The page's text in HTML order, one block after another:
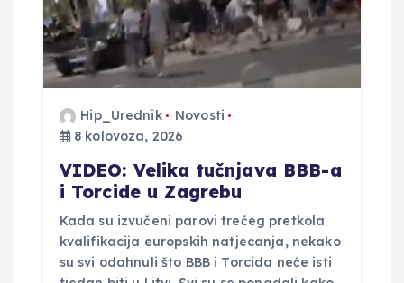
a
o
Hip_Urednik
Novosti
8 kolovoza, 2026
VIDEO: Velika tučnjava BBB-a
i Torcide u Zagrebu
Kada su izvučeni parovi trećeg pretkola
kvalifikacija europskih natjecanja, nekako
su svi odahnuli što BBB i Torcida neće isti